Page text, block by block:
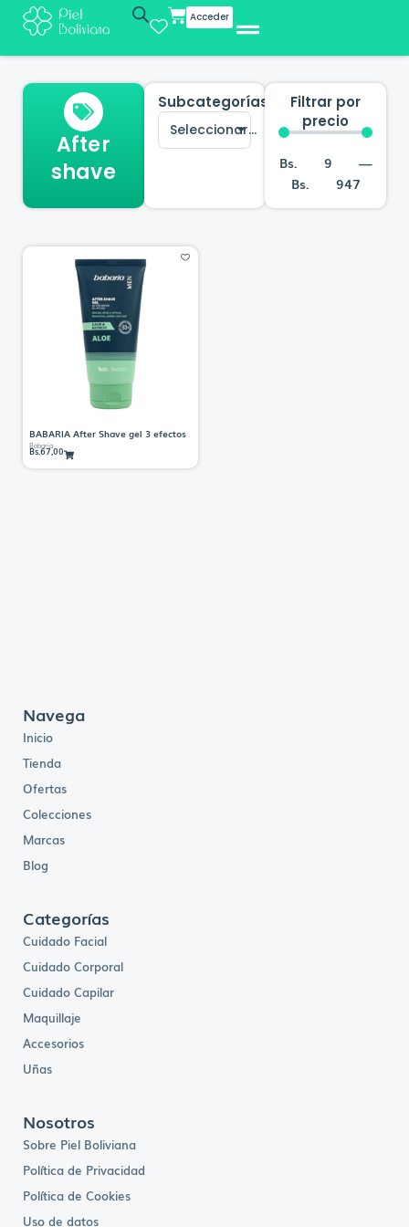
CartAcceder
After
shave
Subcategorías
Seleccionar...
Filtrar por
precio
Bs. 9 —
Bs.
947
BABARIA After Shave gel 3 efectos
Babaria
Bs.67,00
Navega
Inicio
Tienda
Ofertas
Colecciones
Marcas
Blog
Categorías
Cuidado Facial
Cuidado Corporal
Cuidado Capilar
Maquillaje
Accesorios
Uñas
Nosotros
Sobre Piel Boliviana
Política de Privacidad
Política de Cookies
Uso de datos